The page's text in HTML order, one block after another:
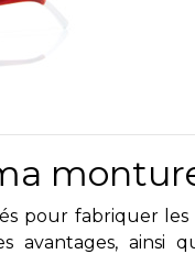
pour fabriquer
avantages, ainsi